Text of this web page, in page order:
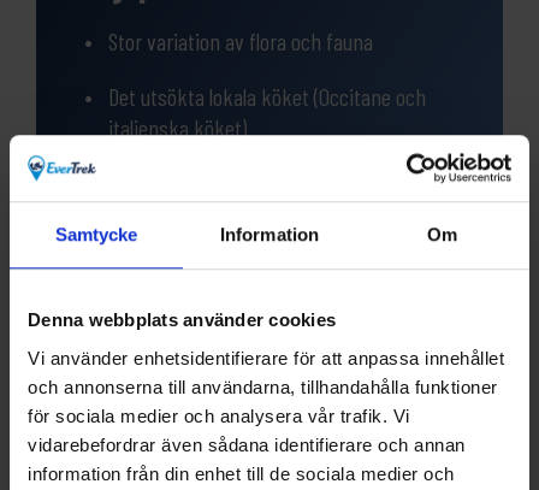
Samtycke Information Om
Denna webbplats använder cookies
Vi använder enhetsidentifierare för att anpassa innehållet
och annonserna till användarna, tillhandahålla funktioner
för sociala medier och analysera vår trafik. Vi
vidarebefordrar även sådana identifierare och annan
information från din enhet till de sociala medier och
Stor variation av flora och fauna
Det utsökta lokala köket (Occitane och
italienska köket)
Underbara vandringsleder med fantastisk
Vackra och vilda dalar
Frågor?